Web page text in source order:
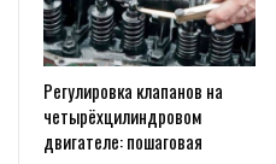
Регулировка клапанов на
четырёхцилиндровом
двигателе: пошаговая